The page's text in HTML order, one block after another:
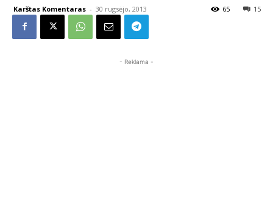
Karštas Komentaras - 30 rugsėjo, 2013 15
65
- Reklama -